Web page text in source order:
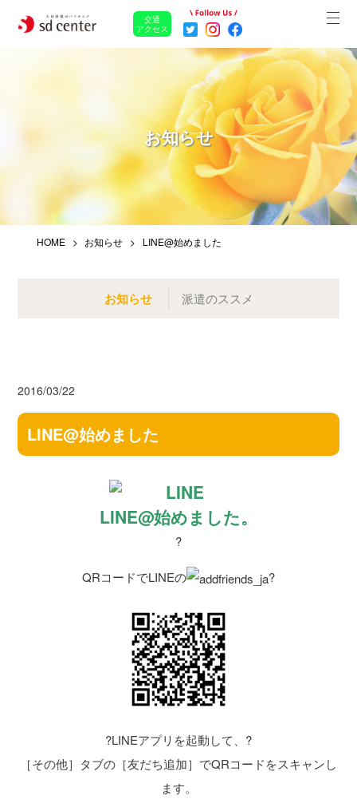
交通
アクセス
お知らせ
HOME お知らせ LINE@始めました
お知らせ 派遣のススメ
2016/03/22
LINE@始めました
LINE@始めました。
?
QRコードでLINEの ?
?LINEアプリを起動して、?
［その他］タブの［友だち追加］でQRコードをスキャンし
ます。